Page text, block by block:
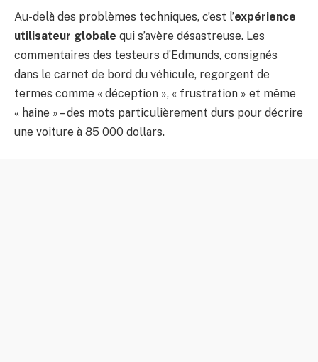
Au-delà des problèmes techniques, c’est l’expérience
utilisateur globale qui s’avère désastreuse. Les
commentaires des testeurs d’Edmunds, consignés
dans le carnet de bord du véhicule, regorgent de
termes comme « déception », « frustration » et même
« haine » – des mots particulièrement durs pour décrire
une voiture à 85 000 dollars.